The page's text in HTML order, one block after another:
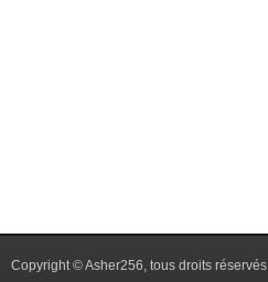
Copyright © Asher256, tous droits